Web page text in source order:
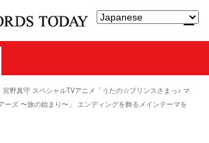
宮野真守 スペシャルTVアニメ「うたの☆プリンスさまっ♪ マ
ーズ 〜旅の始まり〜」 エンディングを飾るメインテーマを